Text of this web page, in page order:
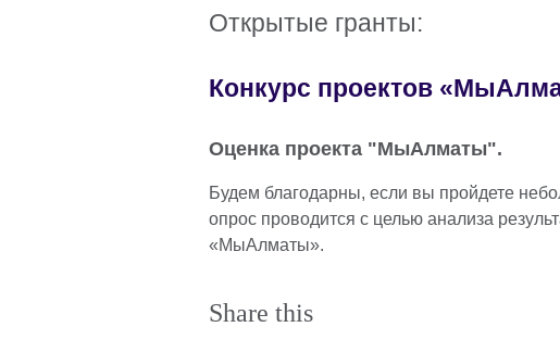
Открытые гранты:
Конкурс проектов
Оценка проекта "МыАлматы".
Будем благодарны, если вы пройдете
опрос проводится с целью анализа
«МыАлматы».
Share this